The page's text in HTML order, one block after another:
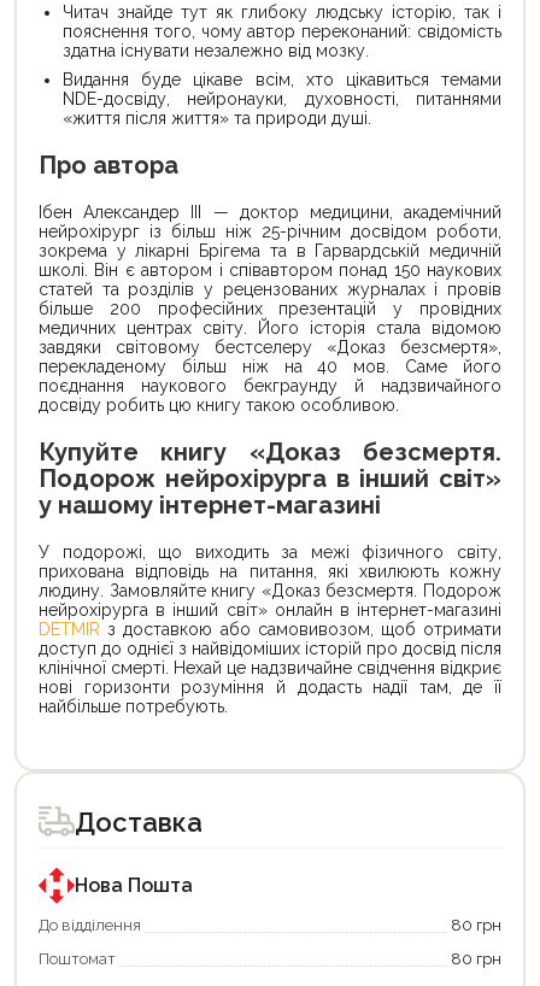
Читач знайде тут як глибоку людську історію, так і
пояснення того, чому автор переконаний: свідомість
здатна існувати незалежно від мозку.
Видання буде цікаве всім, хто цікавиться темами
NDE-досвіду, нейронауки, духовності, питаннями
«життя після життя» та природи душі.
Про автора
Ібен Александер III — доктор медицини, академічний
нейрохірург із більш ніж 25-річним досвідом роботи,
зокрема у лікарні Брігема та в Гарвардській медичній
школі. Він є автором і співавтором понад 150 наукових
статей та розділів у рецензованих журналах і провів
більше 200 професійних презентацій у провідних
медичних центрах світу. Його історія стала відомою
завдяки світовому бестселеру «Доказ безсмертя»,
перекладеному більш ніж на 40 мов. Саме його
поєднання наукового бекграунду й надзвичайного
досвіду робить цю книгу такою особливою.
Купуйте книгу «Доказ безсмертя.
Подорож нейрохірурга в інший світ»
у нашому інтернет-магазині
У подорожі, що виходить за межі фізичного світу,
прихована відповідь на питання, які хвилюють кожну
людину. Замовляйте книгу «Доказ безсмертя. Подорож
нейрохірурга в інший світ» онлайн в інтернет-магазині
DETMIR з доставкою або самовивозом, щоб отримати
доступ до однієї з найвідоміших історій про досвід після
клінічної смерті. Нехай це надзвичайне свідчення відкриє
нові горизонти розуміння й додасть надії там, де її
найбільше потребують.
Доставка
Нова Пошта
До відділення
80 грн
Поштомат
80 грн